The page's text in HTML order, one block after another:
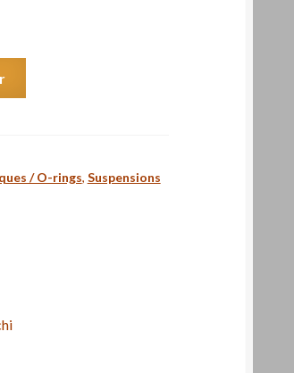
/ O-rings, Suspensions